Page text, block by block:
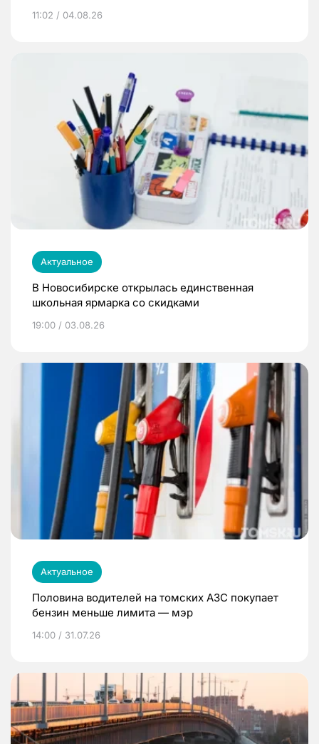
11:02 / 04.08.26
Актуальное
В Новосибирске открылась единственная
школьная ярмарка со скидками
19:00 / 03.08.26
Актуальное
Половина водителей на томских АЗС покупает
бензин меньше лимита — мэр
14:00 / 31.07.26